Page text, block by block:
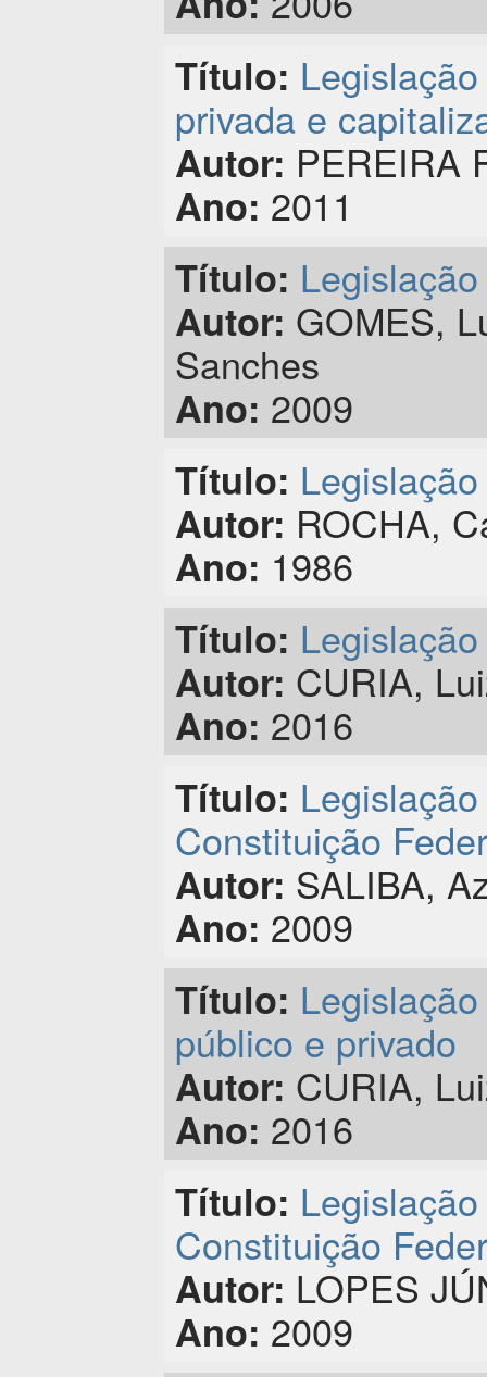
Título:
privada e
Autor: PEREIRA
Ano: 2011
Título:
Autor: GOMES,
Sanches
Ano: 2009
Título:
Autor: ROCHA,
Ano: 1986
Título:
Autor: CURIA,
Ano: 2016
Título:
Constituição
Autor: SALIBA,
Ano: 2009
Título:
público e privado
Autor: CURIA,
Ano: 2016
Título:
Constituição
Autor: LOPES
Ano: 2009